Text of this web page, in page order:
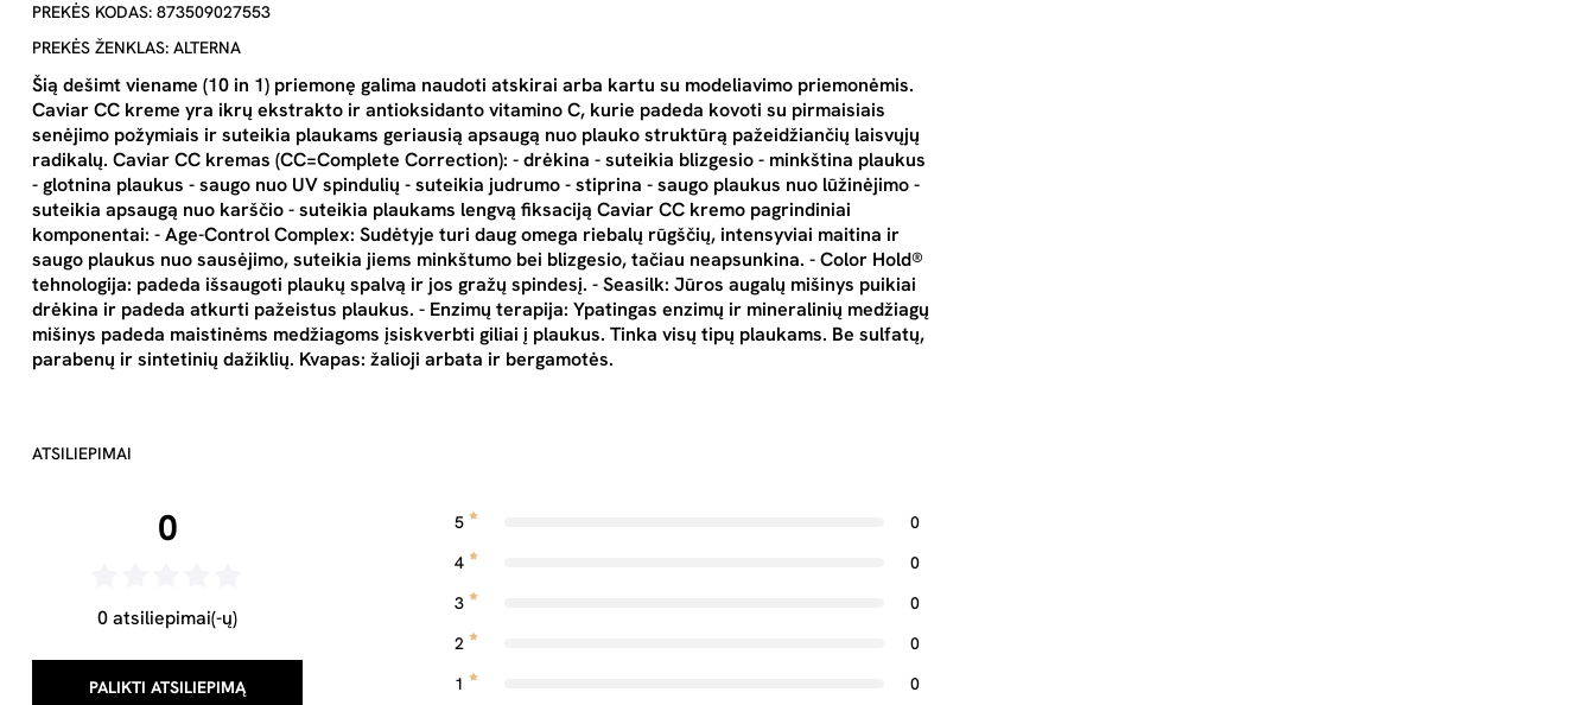
PREKĖS KODAS: 873509027553
PREKĖS ŽENKLAS: ALTERNA
Šią dešimt viename (10 in 1) priemonę galima naudoti atskirai arba kartu su modeliavimo priemonėmis.
Caviar CC kreme yra ikrų ekstrakto ir antioksidanto vitamino C, kurie padeda kovoti su pirmaisiais
senėjimo požymiais ir suteikia plaukams geriausią apsaugą nuo plauko struktūrą pažeidžiančių laisvųjų
radikalų. Caviar CC kremas (CC=Complete Correction): - drėkina - suteikia blizgesio - minkština plaukus
- glotnina plaukus - saugo nuo UV spindulių - suteikia judrumo - stiprina - saugo plaukus nuo lūžinėjimo -
suteikia apsaugą nuo karščio - suteikia plaukams lengvą fiksaciją Caviar CC kremo pagrindiniai
komponentai: - Age-Control Complex: Sudėtyje turi daug omega riebalų rūgščių, intensyviai maitina ir
saugo plaukus nuo sausėjimo, suteikia jiems minkštumo bei blizgesio, tačiau neapsunkina. - Color Hold®
tehnologija: padeda išsaugoti plaukų spalvą ir jos gražų spindesį. - Seasilk: Jūros augalų mišinys puikiai
drėkina ir padeda atkurti pažeistus plaukus. - Enzimų terapija: Ypatingas enzimų ir mineralinių medžiagų
mišinys padeda maistinėms medžiagoms įsiskverbti giliai į plaukus. Tinka visų tipų plaukams. Be sulfatų,
parabenų ir sintetinių dažiklių. Kvapas: žalioji arbata ir bergamotės.
ATSILIEPIMAI
0
0 atsiliepimai(-ų)
PALIKTI ATSILIEPIMĄ
5
0
4
0
3
0
2
0
1
0